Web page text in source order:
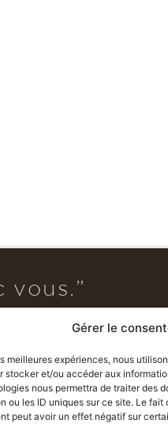
Gérer le
meilleures expériences, nous
stocker et/ou accéder aux
nous permettra de traiter des
ou les ID uniques sur ce site. Le fait
peut avoir un effet négatif sur
vous.”
ABONNEZ-VOUS À NOTRE
@ 2025, Maison Kerviche by Maison